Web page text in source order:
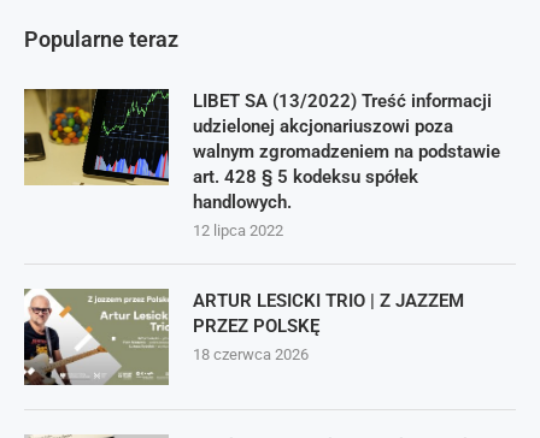
Popularne teraz
LIBET SA (13/2022) Treść informacji
udzielonej akcjonariuszowi poza
walnym zgromadzeniem na podstawie
art. 428 § 5 kodeksu spółek
handlowych.
12 lipca 2022
ARTUR LESICKI TRIO | Z JAZZEM
PRZEZ POLSKĘ
18 czerwca 2026